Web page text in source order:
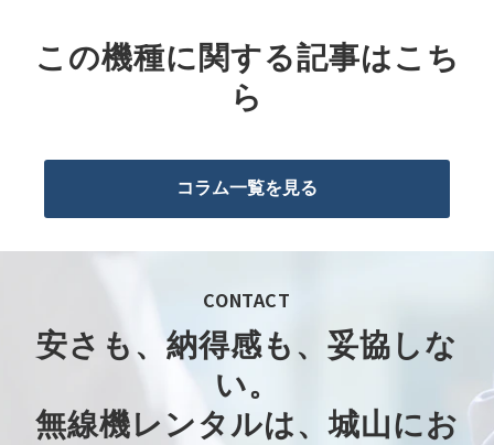
この機種に関する記事はこち
ら
コラム一覧を見る
CONTACT
安さも、納得感も、妥協しな
い。​
無線機レンタルは、城山にお